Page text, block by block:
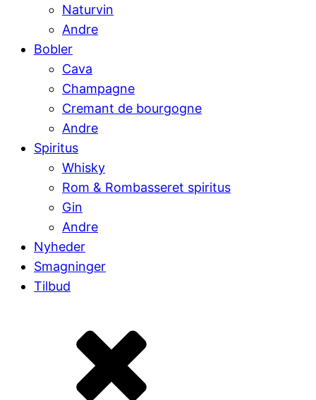
Naturvin
Andre
Bobler
Cava
Champagne
Cremant de bourgogne
Andre
Spiritus
Whisky
Rom & Rombasseret spiritus
Gin
Andre
Nyheder
Smagninger
Tilbud